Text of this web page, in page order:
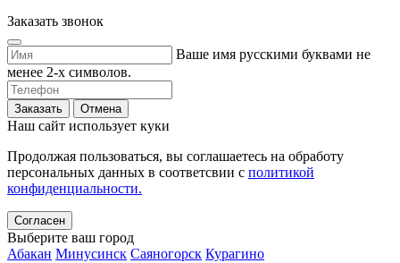
Заказать звонок
Ваше имя русскими буквами не
менее 2-х символов.
Заказать Отмена
Наш сайт использует куки
Продолжая пользоваться, вы соглашаетесь на обработу
персональных данных в соответсвии с политикой
конфиденциальности.
Согласен
Выберите ваш город
Абакан Минусинск Саяногорск Курагино